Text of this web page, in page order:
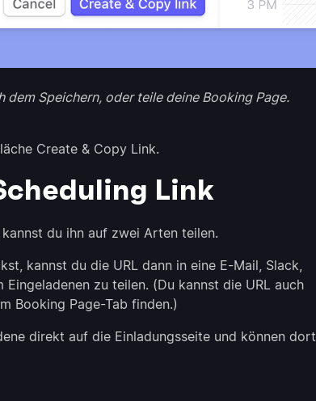
dem Speichern, oder teile deine Booking Page.
Create & Copy Link.
Link
du ihn auf zwei Arten teilen.
kannst du die URL dann in eine E-Mail, Slack,
zu teilen. (Du kannst die URL auch
Booking Page-Tab finden.)
direkt auf die Einladungsseite und können dort